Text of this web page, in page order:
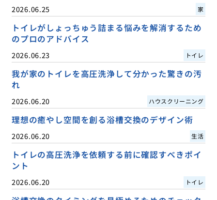
2026.06.25 家
トイレがしょっちゅう詰まる悩みを解消するため
のプロのアドバイス
2026.06.23 トイレ
我が家のトイレを高圧洗浄して分かった驚きの汚
れ
2026.06.20 ハウスクリーニング
理想の癒やし空間を創る浴槽交換のデザイン術
2026.06.20 生活
トイレの高圧洗浄を依頼する前に確認すべきポイ
ント
2026.06.20 トイレ